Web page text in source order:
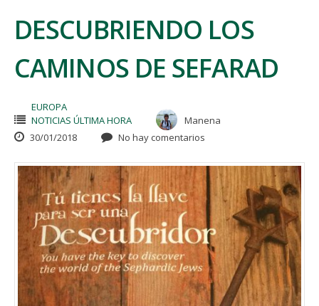
DESCUBRIENDO LOS
CAMINOS DE SEFARAD
EUROPA
NOTICIAS ÚLTIMA HORA
Manena
30/01/2018
No hay comentarios